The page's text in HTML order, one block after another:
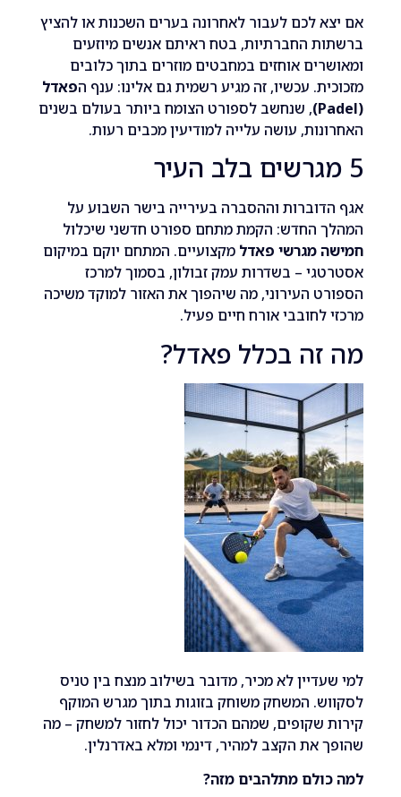
לכם לעבור לאחרונה בערים השכנות או להציץ
החברתיות, בטח ראיתם אנשים מיוזעים
אוחזים במחבטים מוזרים בתוך כלובים
עכשיו, זה מגיע רשמית גם אלינו: ענף הפאדל
, שנחשב לספורט הצומח ביותר בעולם בשנים
עושה עלייה למודיעין מכבים רעות.
וההסברה בעירייה בישר השבוע על
החדש: הקמת מתחם ספורט חדשני שיכלול
מגרשי פאדלמקצועיים. המתחם יוקם במיקום
– בשדרות עמק זבולון, בסמוך למרכז
העירוני, מה שיהפוך את האזור למוקד משיכה
אורח חיים פעיל.
בכלל פאדל?
לא מכיר, מדובר בשילוב מנצח בין טניס
המשחק משוחק בזוגות בתוך מגרש המוקף
שקופים, שמהם הכדור יכול לחזור למשחק – מה
את הקצב למהיר, דינמי ומלא באדרנלין.
מתלהבים מזה?